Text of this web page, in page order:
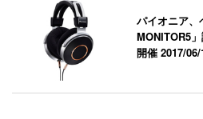
パイオニア、
MONITOR5
開催2017/06/